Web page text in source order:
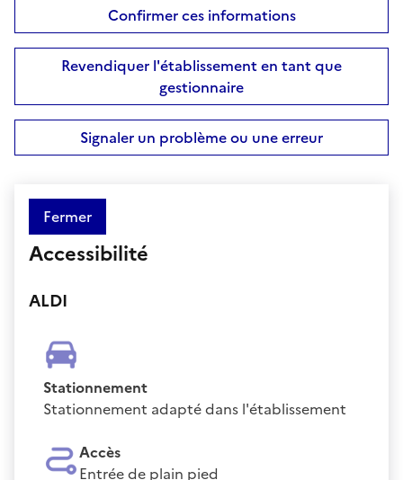
Confirmer ces informations
Revendiquer l'établissement en tant que
gestionnaire
Signaler un problème ou une erreur
Fermer
Accessibilité
ALDI
Stationnement
Stationnement adapté dans l'établissement
Accès
Entrée de plain pied